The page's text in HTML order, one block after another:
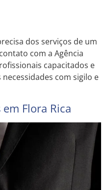
dos serviços de um
com a Agência
capacitados e
com sigilo e
Flora Rica